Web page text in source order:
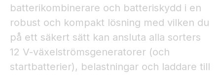
batterikombinerare och batteriskydd i en
robust och kompakt lösning med vilken du
på ett säkert sätt kan ansluta alla sorters
12 V-växelströmsgeneratorer (och
startbatterier), belastningar och laddare till